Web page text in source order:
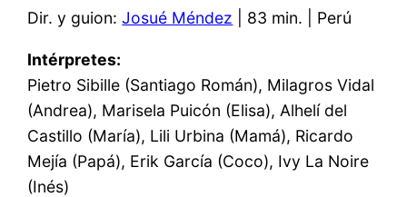
Dir. y guion:Josué Méndez | 83 min. | Perú
Intérpretes:
Pietro Sibille (Santiago Román), Milagros Vidal
(Andrea), Marisela Puicón (Elisa), Alhelí del
Castillo (María), Lili Urbina (Mamá), Ricardo
Mejía (Papá), Erik García (Coco), Ivy La Noire
(Inés)